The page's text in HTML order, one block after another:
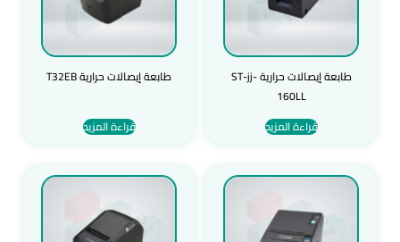
طابعة إيصالات حرارية ST-jj-
160LL
قراءة المزيد
طابعة إيصالات حرارية T32EB
قراءة المزيد